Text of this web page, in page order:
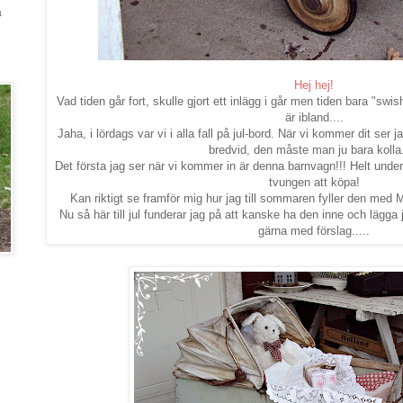
Hej hej!
Vad tiden går fort, skulle gjort ett inlägg i går men tiden bara
är ibland....
Jaha, i lördags var vi i alla fall på jul-bord. När vi kommer dit ser
bredvid, den måste man ju bara
Det första jag ser när vi kommer in är denna barnvagn!!! Helt
tvungen att köpa!
Kan riktigt se framför mig hur jag till sommaren fyller den med
Nu så här till jul funderar jag på att kanske ha den inne och
gärna med förslag.....